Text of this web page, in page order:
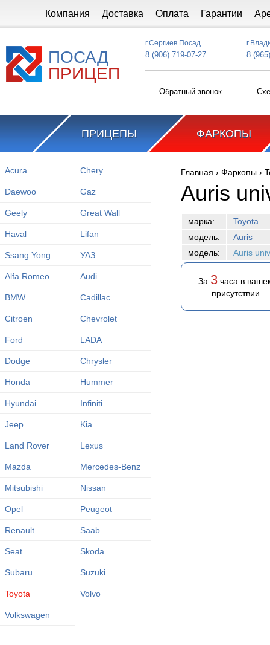
Компания Доставка Оплата Гарантии
ПОСАД
ПРИЦЕП
г.Сергиев Посад
8 (906) 719-07-27 8
Обратный звонок
ПРИЦЕПЫ ФАРКОПЫ
Acura Chery
Daewoo Gaz
Geely Great Wall
Haval Lifan
Ssang Yong УАЗ
Alfa Romeo Audi
BMW Cadillac
Citroen Chevrolet
Ford LADA
Dodge Chrysler
Honda Hummer
Hyundai Infiniti
Jeep Kia
Land Rover Lexus
Mazda Mercedes-Benz
Mitsubishi Nissan
Opel Peugeot
Renault Saab
Seat Skoda
Subaru Suzuki
Toyota Volvo
Volkswagen
Вы здесь
Главная › Фаркопы ›
Auris
марка:
Toyota
модель:
Auris
модель:
Auris
За 3часа в
присутствии